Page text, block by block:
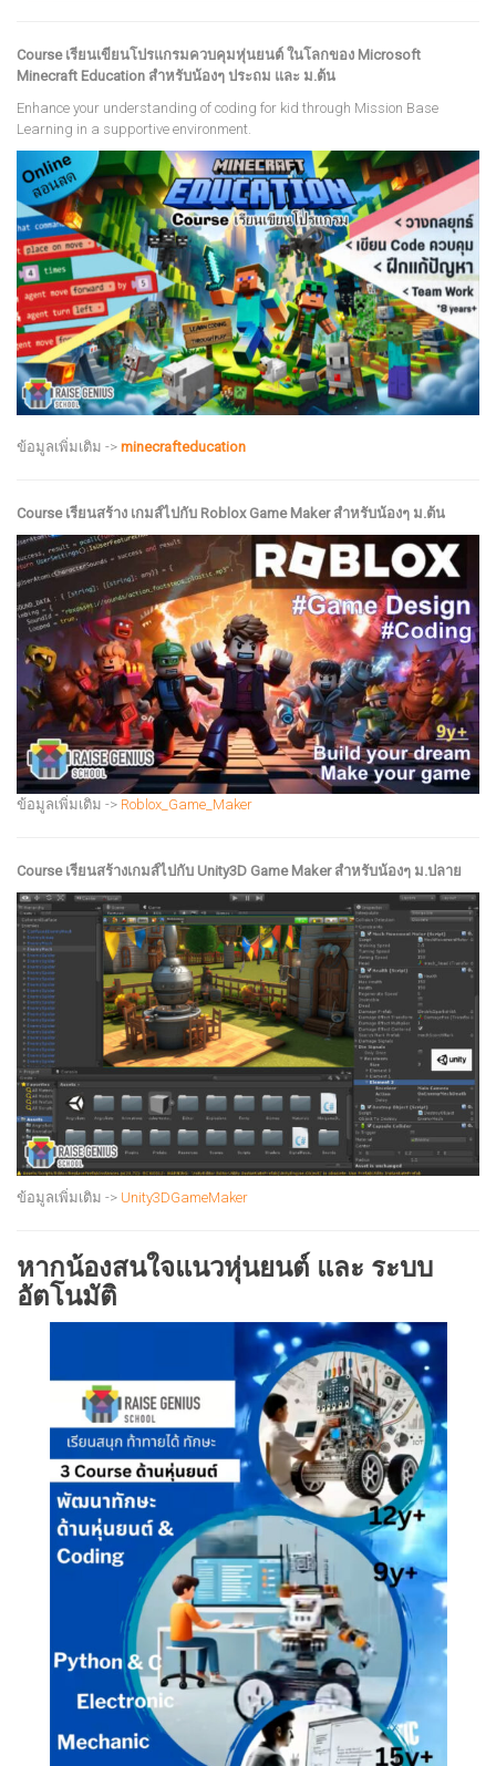
Course เรียนเขียนโปรแกรมควบคุมหุ่นยนต์ ในโลกของ Microsoft
Minecraft Education สำหรับน้องๆ ประถม และ ม.ต้น
Enhance your understanding of coding for kid through Mission Base
Learning in a supportive environment.
ข้อมูลเพิ่มเติม -> minecrafteducation
Course เรียนสร้าง เกมส์ไปกับ Roblox Game Maker สำหรับน้องๆ ม.ต้น
ข้อมูลเพิ่มเติม -> Roblox_Game_Maker
Course เรียนสร้างเกมส์ไปกับ Unity3D Game Maker สำหรับน้องๆ ม.ปลาย
ข้อมูลเพิ่มเติม -> Unity3DGameMaker
หากน้องสนใจแนวหุ่นยนต์ และ ระบบ
อัตโนมัติ